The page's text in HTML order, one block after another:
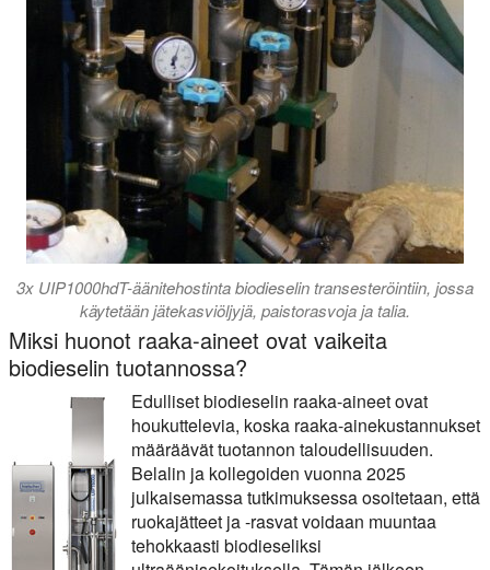
3x UIP1000hdT-äänitehostinta biodieselin transesteröintiin, jossa
käytetään jätekasviöljyjä, paistorasvoja ja talia.
Miksi huonot raaka-aineet ovat vaikeita
biodieselin tuotannossa?
Edulliset biodieselin raaka-aineet ovat
houkuttelevia, koska raaka-ainekustannukset
määräävät tuotannon taloudellisuuden.
Belalin ja kollegoiden vuonna 2025
julkaisemassa tutkimuksessa osoitetaan, että
ruokajätteet ja -rasvat voidaan muuntaa
tehokkaasti biodieseliksi